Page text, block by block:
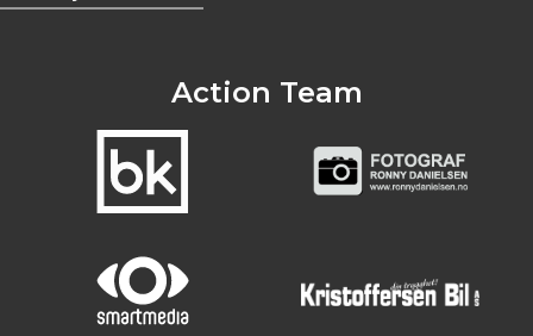
Action Team